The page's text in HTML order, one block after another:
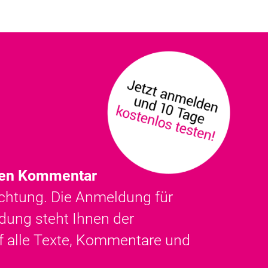
Kommentar
Die Anmeldung für
steht Ihnen der
Texte, Kommentare und